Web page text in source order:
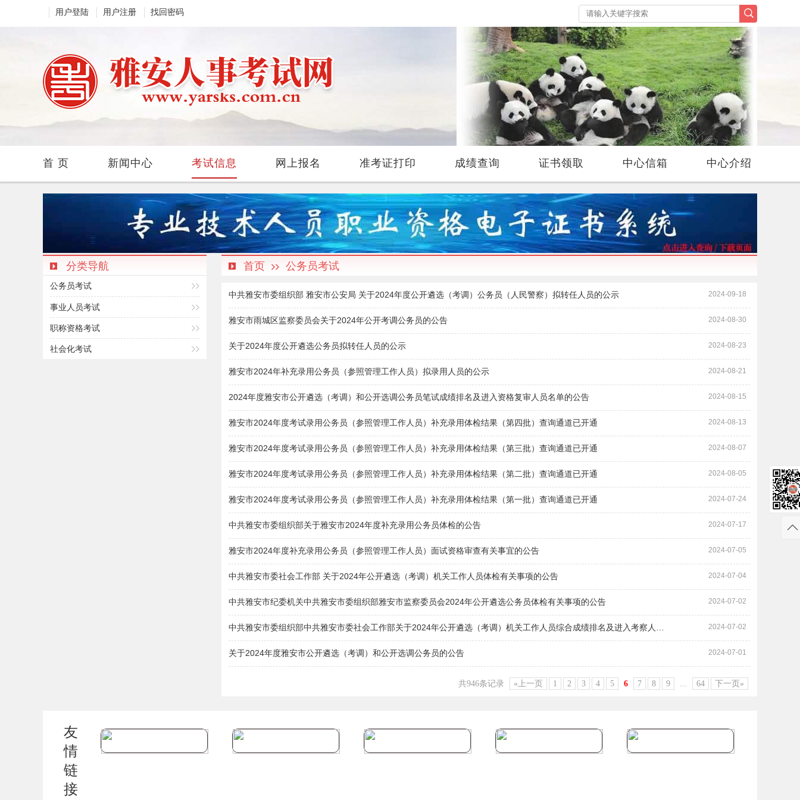
用户登陆 用户注册 找回密码
首 页 新闻中心 考试信息 网上报名 准考证打印 成绩查询 证书领取 中心信箱 中心介绍
分类导航
公务员考试
事业人员考试
职称资格考试
社会化考试
首页 公务员考试
中共雅安市委组织部 雅安市公安局 关于2024年度公开遴选（考调）公务员（人民警察）拟转任人员的公示 2024-09-18
雅安市雨城区监察委员会关于2024年公开考调公务员的公告 2024-08-30
关于2024年度公开遴选公务员拟转任人员的公示 2024-08-23
雅安市2024年补充录用公务员（参照管理工作人员）拟录用人员的公示 2024-08-21
2024年度雅安市公开遴选（考调）和公开选调公务员笔试成绩排名及进入资格复审人员名单的公告 2024-08-15
雅安市2024年度考试录用公务员（参照管理工作人员）补充录用体检结果（第四批）查询通道已开通 2024-08-13
雅安市2024年度考试录用公务员（参照管理工作人员）补充录用体检结果（第三批）查询通道已开通 2024-08-07
雅安市2024年度考试录用公务员（参照管理工作人员）补充录用体检结果（第二批）查询通道已开通 2024-08-05
雅安市2024年度考试录用公务员（参照管理工作人员）补充录用体检结果（第一批）查询通道已开通 2024-07-24
中共雅安市委组织部关于雅安市2024年度补充录用公务员体检的公告 2024-07-17
雅安市2024年度补充录用公务员（参照管理工作人员）面试资格审查有关事宜的公告 2024-07-05
中共雅安市委社会工作部 关于2024年公开遴选（考调）机关工作人员体检有关事项的公告 2024-07-04
中共雅安市纪委机关中共雅安市委组织部雅安市监察委员会2024年公开遴选公务员体检有关事项的公告 2024-07-02
中共雅安市委组织部中共雅安市委社会工作部关于2024年公开遴选（考调）机关工作人员综合成绩排名及进入考察人… 2024-07-02
关于2024年度雅安市公开遴选（考调）和公开选调公务员的公告 2024-07-01
共946条记录 «上一页 1 2 3 4 5 6 7 8 9 ... 64 下一页»
友
情
链
接